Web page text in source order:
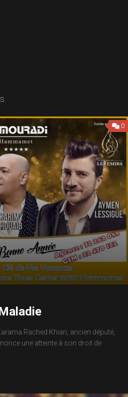
0
Rached Khiari, ancien député,
une atteinte à son droit de